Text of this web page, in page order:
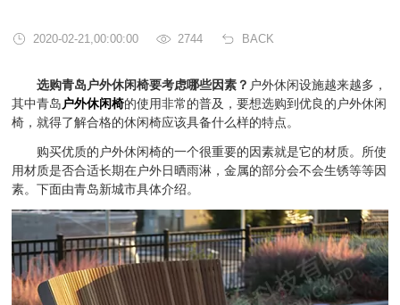
2020-02-21,00:00:00 2744 BACK
选购青岛户外休闲椅要考虑哪些因素？ 户外休闲设施越来越多，
其中青岛 户外休闲椅的使用非常的普及，要想选购到优良的户外休闲
椅，就得了解合格的休闲椅应该具备什么样的特点。
购买优质的户外休闲椅的一个很重要的因素就是它的材质。所使
用材质是否合适长期在户外日晒雨淋，金属的部分会不会生锈等等因
素。下面由青岛新城市具体介绍。